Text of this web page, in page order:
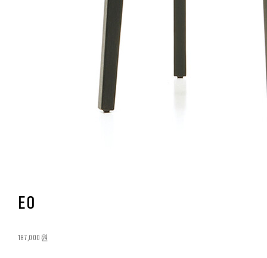
EO
187,000원